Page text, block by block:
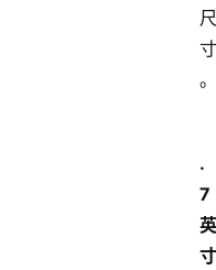
尺
寸
。
.
7
英
寸